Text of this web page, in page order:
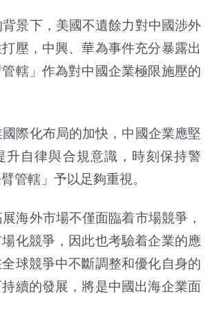
景下，美國不遺餘力對中國涉外
壓，中興、華為事件充分暴露出
轄」作為對中國企業極限施壓的
際化布局的加快，中國企業應堅
升自律與合規意識，時刻保持警
管轄」予以足夠重視。
海外市場不僅面臨着市場競爭，
化競爭，因此也考驗着企業的應
球競爭中不斷調整和優化自身的
續的發展，將是中國出海企業面